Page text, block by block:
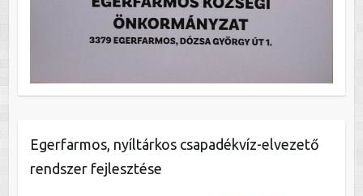
Egerfarmos, nyíltárkos csapadékvíz-elvezető
rendszer fejlesztése